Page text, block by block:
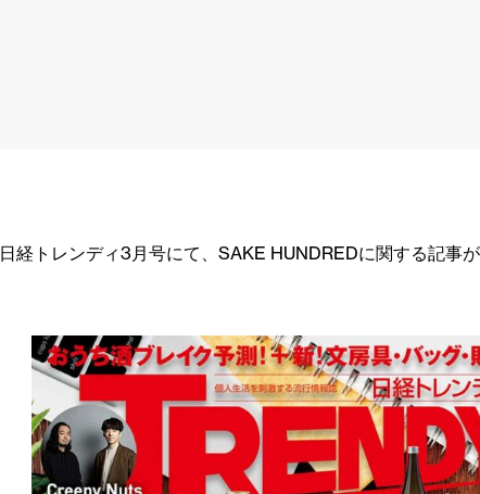
日経トレンディ3月号にて、SAKE HUNDREDに関する記事が